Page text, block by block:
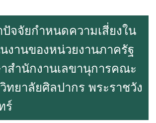
จจัยกำหนดความเสี่ยงใน
งานของหน่วยงานภาครัฐ
สำนักงานเลขานุการคณะ
ทยาลัยศิลปากร พระราชวัง
ร์